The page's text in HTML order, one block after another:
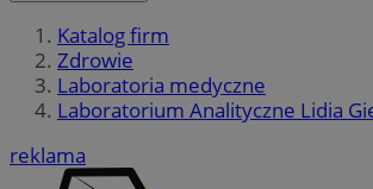
Katalog firm
Zdrowie
Laboratoria medyczne
Laboratorium Analityczne Lidia
reklama